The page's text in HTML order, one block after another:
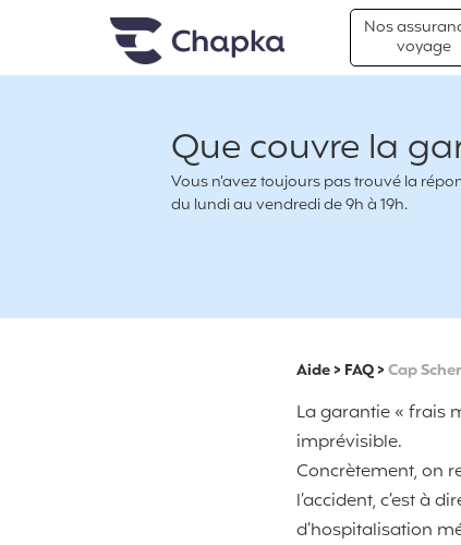
Chapka Assurances Voyages
Nos
voyage
Que couvre la
Vous n’avez toujours pas trouvé la
du lundi au vendredi de 9h à 19h.
Aide> FAQ>Cap
La garantie « frais
imprévisible.
Concrètement, on
l’accident, c’est à
d’hospitalisation